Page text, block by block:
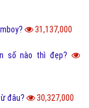
31,137,000
số nào thì đẹp?
đâu? 30,327,000